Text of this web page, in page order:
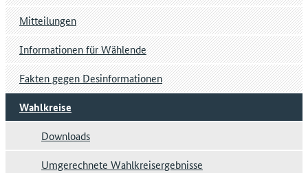
Mitteilungen
Informationen für Wählende
Fakten gegen Desinformationen
Wahlkreise
Downloads
Umgerechnete Wahlkreisergebnisse